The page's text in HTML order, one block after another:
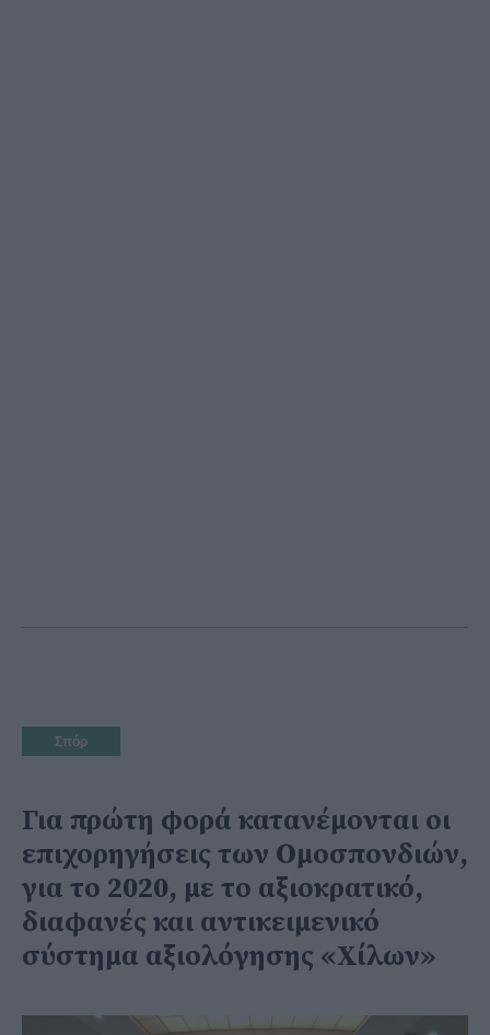
Σπόρ
Για πρώτη φορά κατανέμονται οι
επιχορηγήσεις των Ομοσπονδιών,
για το 2020, με το αξιοκρατικό,
διαφανές και αντικειμενικό
σύστημα αξιολόγησης «Χίλων»